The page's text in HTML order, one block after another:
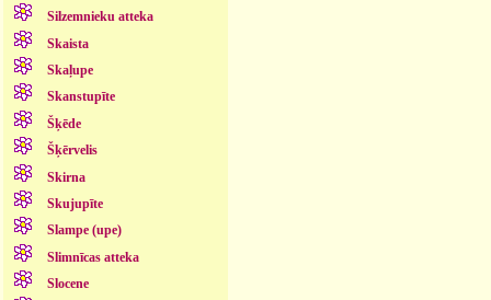
Silzemnieku atteka
Skaista
Skaļupe
Skanstupīte
Šķēde
Šķērvelis
Skirna
Skujupīte
Slampe (upe)
Slimnīcas atteka
Slocene